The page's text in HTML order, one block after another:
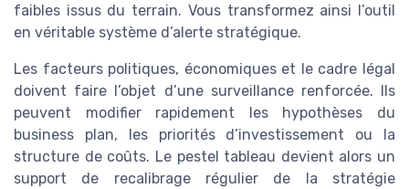
faibles issus du terrain. Vous transformez ainsi l’outil
en véritable système d’alerte stratégique.
Les facteurs politiques, économiques et le cadre légal
doivent faire l’objet d’une surveillance renforcée. Ils
peuvent modifier rapidement les hypothèses du
business plan, les priorités d’investissement ou la
structure de coûts. Le pestel tableau devient alors un
support de recalibrage régulier de la stratégie